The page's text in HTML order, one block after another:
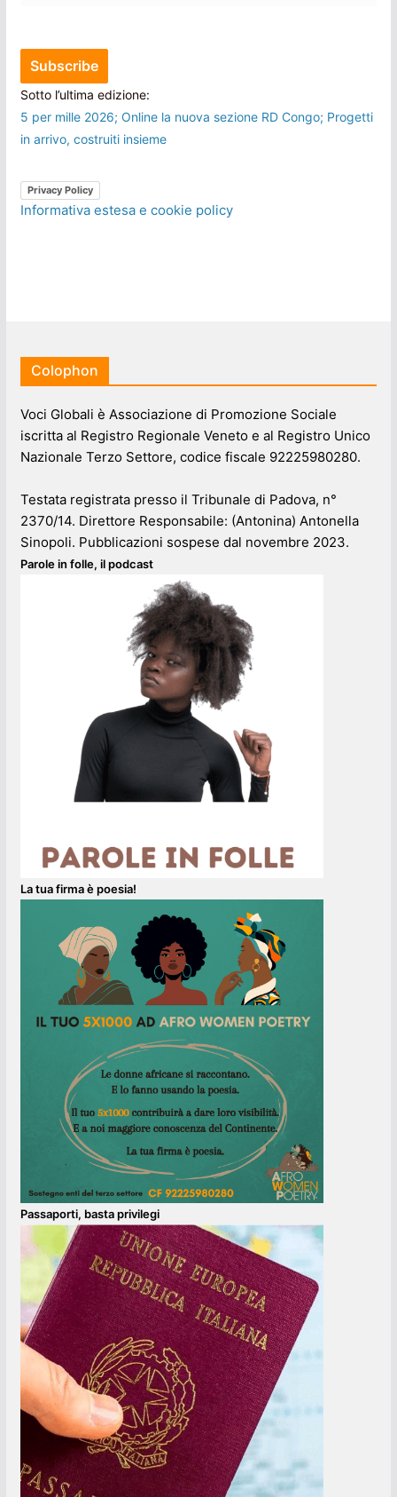
Sotto l’ultima edizione:
5 per mille 2026; Online la nuova sezione RD Congo; Progetti
in arrivo, costruiti insieme
Privacy Policy
Informativa estesa e cookie policy
Colophon
Voci Globali è Associazione di Promozione Sociale
iscritta al Registro Regionale Veneto e al Registro Unico
Nazionale Terzo Settore, codice fiscale 92225980280.
Testata registrata presso il Tribunale di Padova, n°
2370/14. Direttore Responsabile: (Antonina) Antonella
Sinopoli. Pubblicazioni sospese dal novembre 2023.
Parole in folle, il podcast
La tua firma è poesia!
Passaporti, basta privilegi